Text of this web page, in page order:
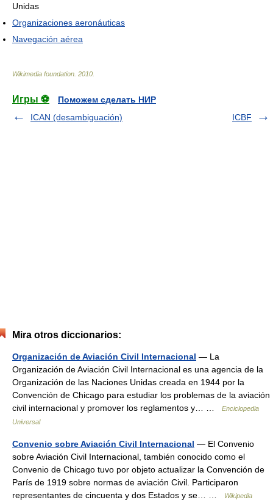
Unidas
Organizaciones aeronáuticas
Navegación aérea
Wikimedia foundation 2010
Игры ⚽
Поможем сделать НИР
ICAN (desambiguación)
ICBF
Mira otros diccionarios:
Organización de Aviación Civil Internacional — La
Organización de Aviación Civil Internacional es una agencia de la
Organización de las Naciones Unidas creada en 1944 por la
Convención de Chicago para estudiar los problemas de la aviación
civil internacional y promover los reglamentos y… …
Enciclopedia
Universal
Convenio sobre Aviación Civil Internacional — El Convenio
sobre Aviación Civil Internacional, también conocido como el
Convenio de Chicago tuvo por objeto actualizar la Convención de
París de 1919 sobre normas de aviación Civil. Participaron
representantes de cincuenta y dos Estados y se… …
Wikipedia